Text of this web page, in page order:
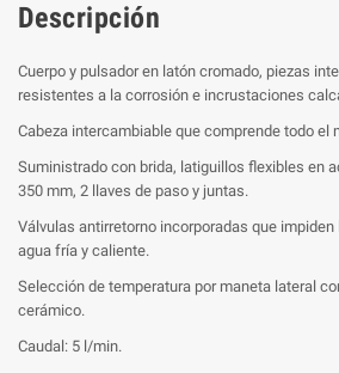
Descripción
Cuerpo y pulsador en latón cromado, piezas
resistentes a la corrosión e incrustaciones
Cabeza intercambiable que comprende todo el
Suministrado con brida, latiguillos flexibles en
350 mm, 2 llaves de paso y juntas.
Válvulas antirretorno incorporadas que
agua fría y caliente.
Selección de temperatura por maneta lateral
cerámico.
Caudal: 5 l/min.